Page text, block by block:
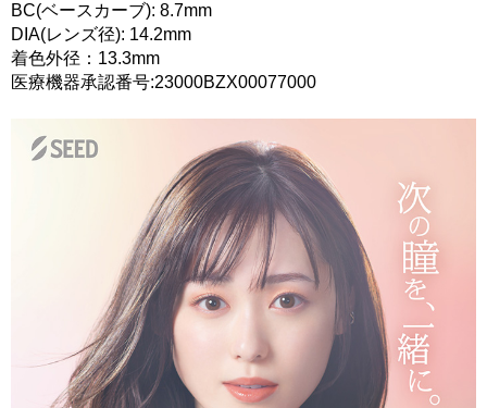
BC(ベースカーブ): 8.7mm
DIA(レンズ径): 14.2mm
着色外径：13.3mm
医療機器承認番号:23000BZX00077000